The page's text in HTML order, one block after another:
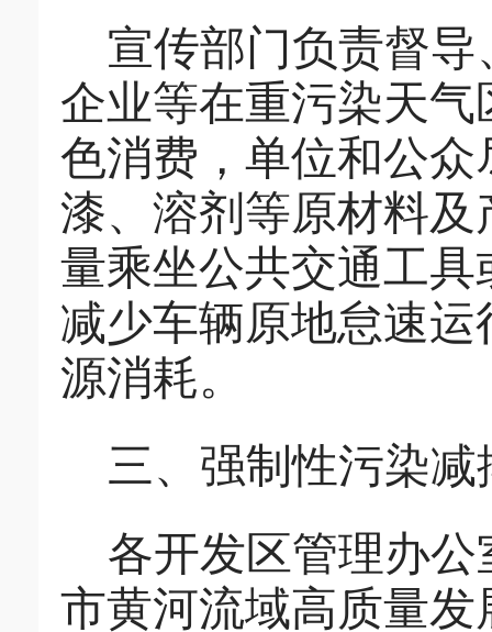
宣传部门负责督导
企业等在重污染天
色消费，单位和公
漆、溶剂等原材料
量乘坐公共交通工
减少车辆原地怠速
源消耗。
三、强制性污染减
各开发区管理办公
市黄河流域高质量